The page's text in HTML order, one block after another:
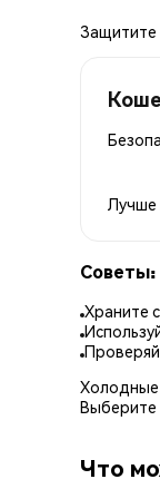
Защитите
Лучше
Советы:
Храните
Холодные
Выберите
Что